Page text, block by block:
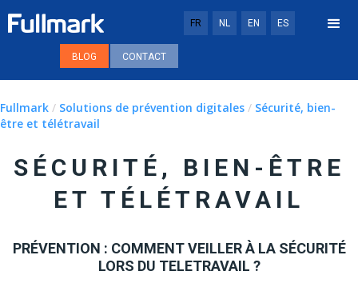
FR NL EN ES
BLOG CONTACT
Fullmark / Solutions de prévention digitales / Sécurité, bien-
être et télétravail
SÉCURITÉ, BIEN-ÊTRE
ET TÉLÉTRAVAIL
PRÉVENTION : COMMENT VEILLER À LA SÉCURITÉ
LORS DU TELETRAVAIL ?